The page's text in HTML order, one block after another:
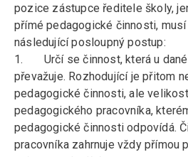
pozice zástupce ředitele školy,
přímé pedagogické činnosti,
následující posloupný postup:
1. Určí se činnost, která u
převažuje. Rozhodující je přitom
pedagogické činnosti, ale
pedagogického pracovníka,
pedagogické činnosti odpovídá.
pracovníka zahrnuje vždy přímou